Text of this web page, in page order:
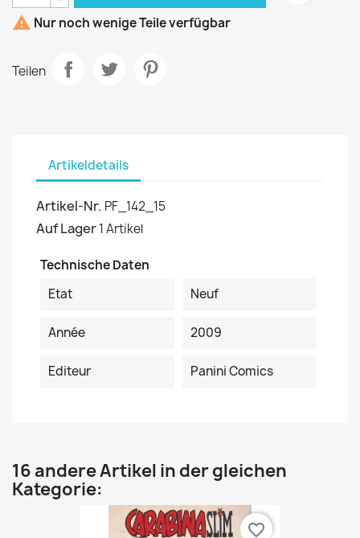
 Nur noch wenige Teile verfügbar
Teilen
Artikeldetails
Artikel-Nr. PF_142_15
Auf Lager1 Artikel
Technische Daten
Etat
Neuf
Année 2009
Editeur Panini Comics
16 andere Artikel in der gleichen
Kategorie:
favorite_border